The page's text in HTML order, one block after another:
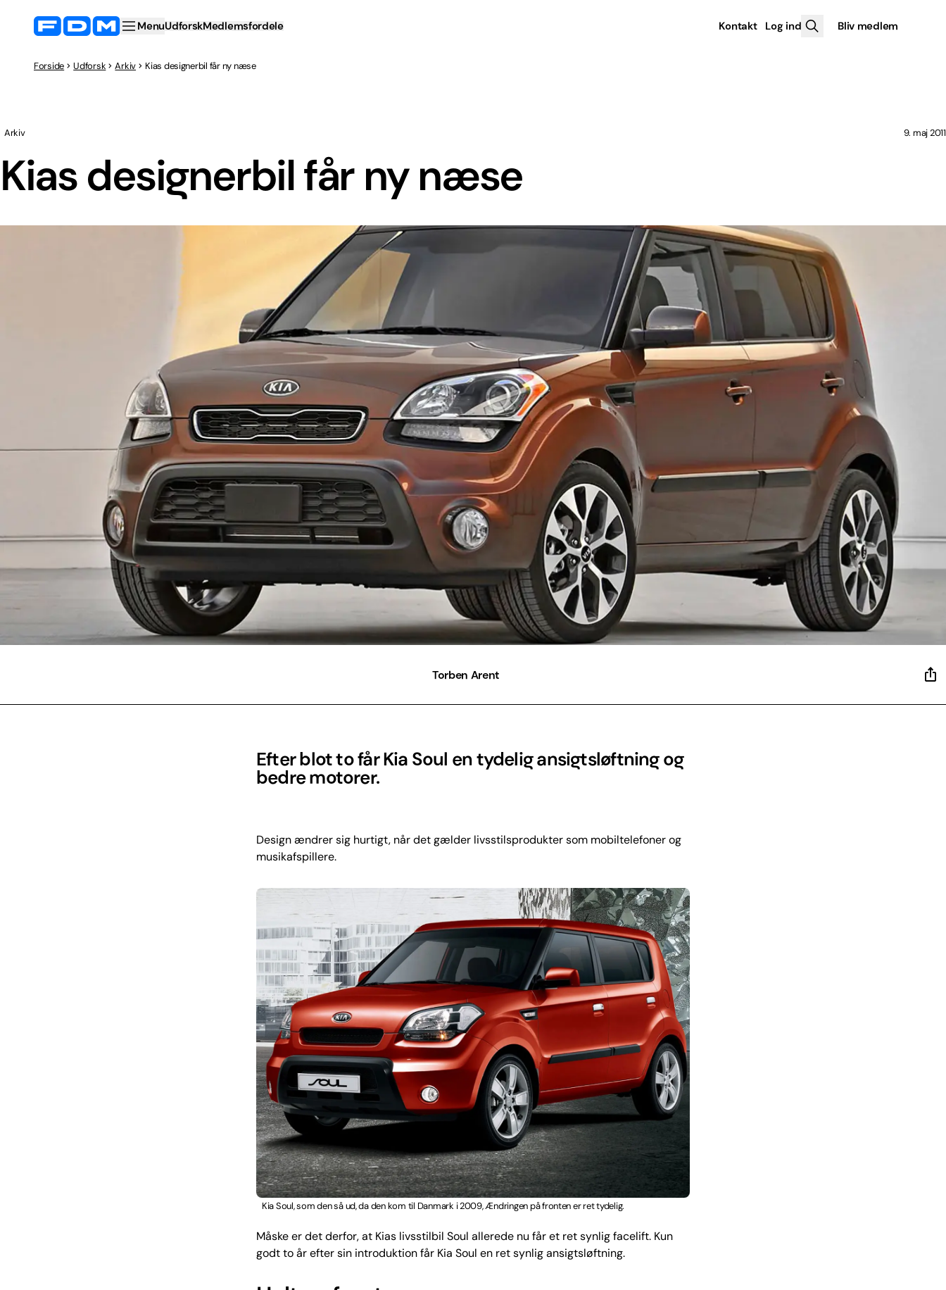
MenuUdforskMedlemsfordele Kontakt Log ind Bliv medlem
Forside Udforsk Arkiv Kias designerbil får ny næse
Kias designerbil får ny næse
Arkiv 9. maj 2011
Torben Arent
Efter blot to får Kia Soul en tydelig ansigtsløftning og
bedre motorer.
Design ændrer sig hurtigt, når det gælder livsstilsprodukter som mobiltelefoner og
musikafspillere.
Kia Soul, som den så ud, da den kom til Danmark i 2009, Ændringen på fronten er ret tydelig.
Måske er det derfor, at Kias livsstilbil Soul allerede nu får et ret synlig facelift. Kun
godt to år efter sin introduktion får Kia Soul en ret synlig ansigtsløftning.